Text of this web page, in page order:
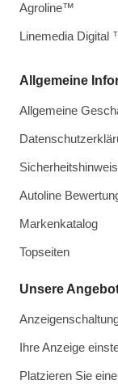
Allgemeine
Allgemeine
Autoline
Markenkatalog
Topseiten
Unsere
Ihre Anzeige
Platzieren Sie
Agroline™
Linemedia Digital